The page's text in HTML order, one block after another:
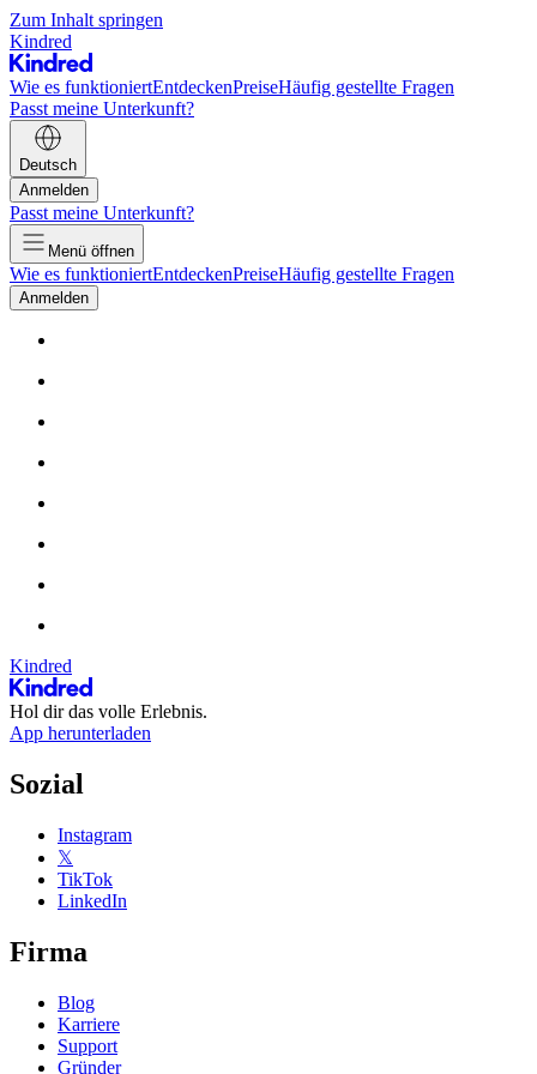
Zum Inhalt springen
Kindred
Wie es funktioniertEntdeckenPreiseHäufig gestellte Fragen
Passt meine Unterkunft?
Deutsch
Anmelden
Passt meine Unterkunft?
Menü öffnen
Wie es funktioniertEntdeckenPreiseHäufig gestellte Fragen
Anmelden
Kindred
Hol dir das volle Erlebnis.
App herunterladen
Sozial
Instagram
𝕏
TikTok
LinkedIn
Firma
Blog
Karriere
Support
Gründer